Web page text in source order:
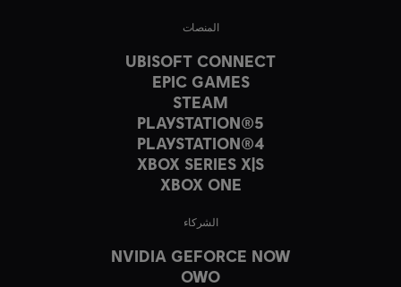
المنصات
UBISOFT CONNECT
EPIC GAMES
STEAM
PLAYSTATION®5
PLAYSTATION®4
XBOX SERIES X|S
XBOX ONE
الشركاء
NVIDIA GEFORCE NOW
OWO